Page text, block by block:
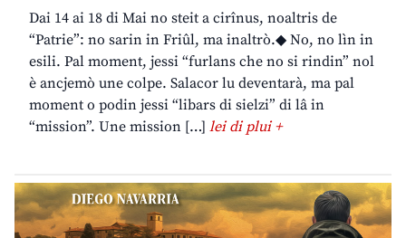
Dai 14 ai 18 di Mai no steit a cirînus, noaltris de
“Patrie”: no sarin in Friûl, ma inaltrò.◆ No, no lìn in
esili. Pal moment, jessi “furlans che no si rindin” nol
è ancjemò une colpe. Salacor lu deventarà, ma pal
moment o podin jessi “libars di sielzi” di lâ in
“mission”. Une mission […] lei di plui +